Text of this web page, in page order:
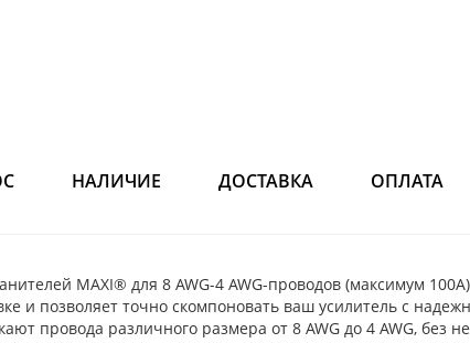
НАЛИЧИЕ ДОСТАВКА ОПЛАТА
MAXI® для 8 AWG-4 AWG-проводов (максимум
и позволяет точно скомпоновать ваш усилитель с
провода различного размера от 8 AWG до 4 AWG, без